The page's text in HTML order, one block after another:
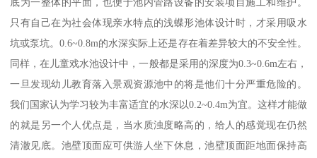
只有自己在为社会体现亲水特点的浅蝶形池体设计时，才采用吸水
坑或泵坑。0.6~0.8m的水深实际上还是存在着差异较大的不安全性。
同样，在儿童戏水池设计中，一般都是采用的深度为0.3~0.6m左右，
一旦发现幼儿教育落入景观资源池中的将是他们十分严重危险的。
我们国家认为学习较为丰富适宜的水深以0.2~0.4m为宜。这样才能做
的就是另一个人优点是，当水质浊度略高的，给人的感觉现在仍然
清澈见底。池壁顶面应可供游人坐下休息，池壁顶面距地面保持高